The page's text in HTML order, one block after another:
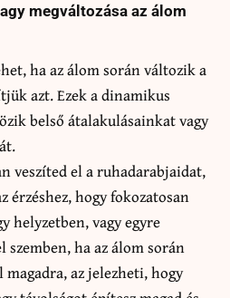
megváltozása az álom
ha az álom során változik a
azt. Ezek a dinamikus
belső átalakulásainkat vagy
veszíted el a ruhadarabjaidat,
érzéshez, hogy fokozatosan
helyzetben, vagy egyre
szemben, ha az álom során
az jelezheti, hogy